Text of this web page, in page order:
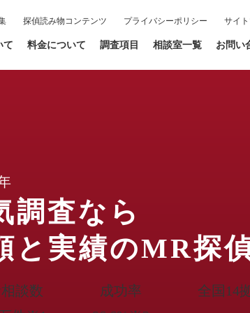
て 料金について 調査項目 相談室一覧 お問い
探偵読み物コンテンツ プライバシーポリシー サイ
調査なら
と実績のMR探
談数
成功率
全国14